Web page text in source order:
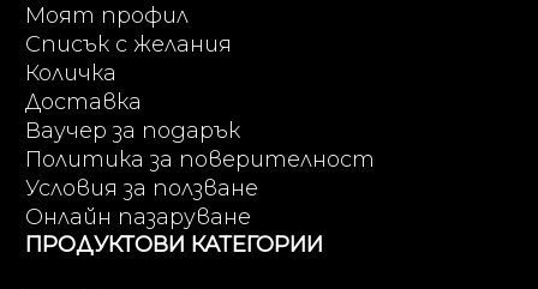
Моят профил
Списък с желания
Количка
Доставка
Ваучер за подарък
Политика за поверителност
Условия за ползване
Онлайн пазаруване
ПРОДУКТОВИ КАТЕГОРИИ